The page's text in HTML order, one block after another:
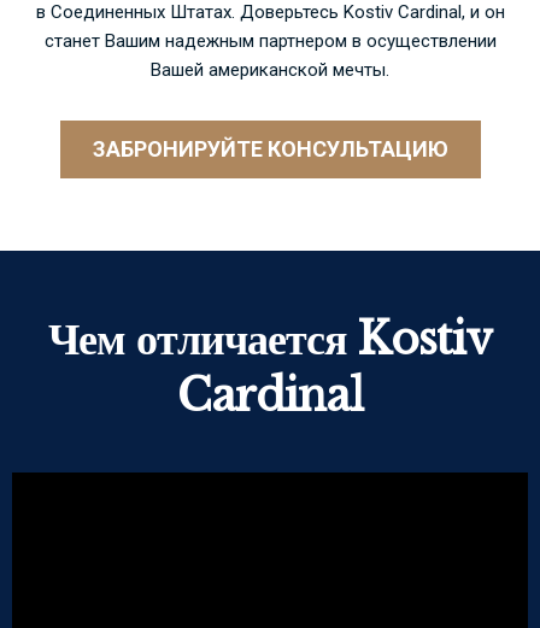
в Соединенных Штатах. Доверьтесь Kostiv Cardinal, и он
станет Вашим надежным партнером в осуществлении
Вашей американской мечты.
ЗАБРОНИРУЙТЕ КОНСУЛЬТАЦИЮ
Чем отличается Kostiv
Cardinal